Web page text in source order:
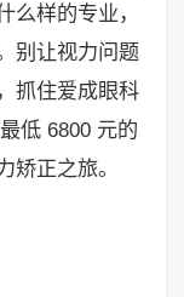
么样的专业，
别让视力问题
抓住爱成眼科
低 6800 元的
正之旅。